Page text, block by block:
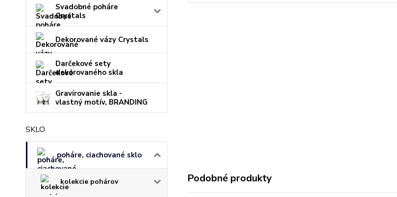
Svadobné poháre
Crystals
Dekorované vázy Crystals
Darčekové sety
dekorovaného skla
Gravírovanie skla -
vlastný motív, BRANDING
SKLO
poháre, ciachované sklo
kolekcie pohárov Podobné produkty